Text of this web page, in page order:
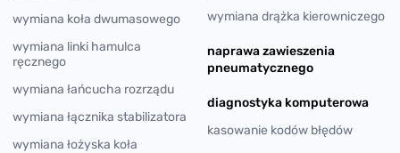
wymiana koła dwumasowego
wymiana linki hamulca
ręcznego
wymiana łańcucha rozrządu
wymiana łącznika stabilizatora
wymiana łożyska koła
wymiana drążka kierowniczego
naprawa zawieszenia
pneumatycznego
diagnostyka komputerowa
kasowanie kodów błędów